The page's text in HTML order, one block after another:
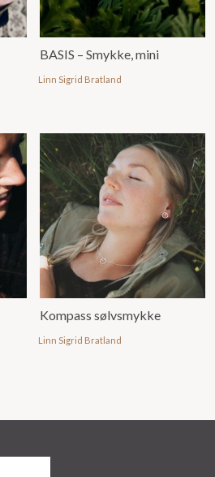
BASIS – Smykke, mini
Linn Sigrid Bratland
Kompass sølvsmykke
Linn Sigrid Bratland